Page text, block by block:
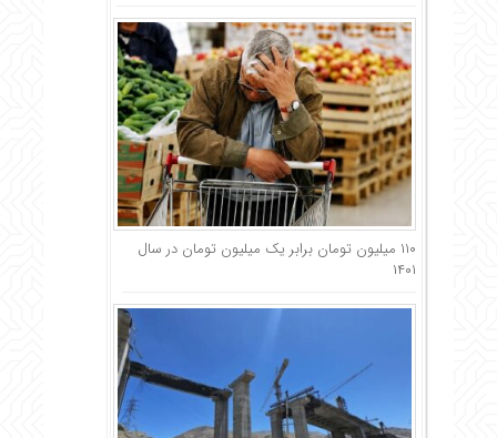
۱۱۰ میلیون تومان برابر یک میلیون تومان در سال
۱۴۰۱